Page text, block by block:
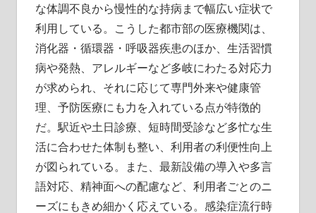
な体調不良から慢性的な持病まで幅広い症状で
利用している。こうした都市部の医療機関は、
消化器・循環器・呼吸器疾患のほか、生活習慣
病や発熱、アレルギーなど多岐にわたる対応力
が求められ、それに応じて専門外来や健康管
理、予防医療にも力を入れている点が特徴的
だ。駅近や土日診療、短時間受診など多忙な生
活に合わせた体制も整い、利用者の利便性向上
が図られている。また、最新設備の導入や多言
語対応、精神面への配慮など、利用者ごとのニ
ーズにもきめ細かく応えている。感染症流行時